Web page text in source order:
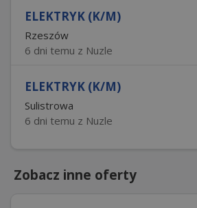
ELEKTRYK (K/M)
Rzeszów
6 dni temu z Nuzle
ELEKTRYK (K/M)
Sulistrowa
6 dni temu z Nuzle
Zobacz inne oferty